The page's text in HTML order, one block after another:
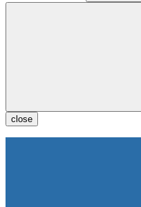
close